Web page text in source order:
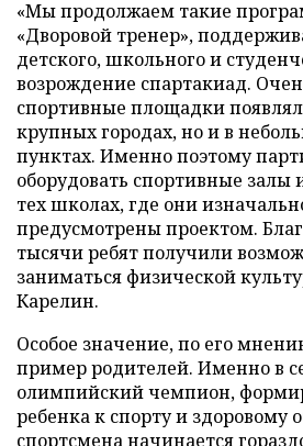
«Мы продолжаем такие
«Дворовой тренер»,
детского, школьного и
возрождение спартакиад.
спортивные площадки
крупных городах, но и в
пунктах. Именно поэтому
оборудовать спортивные
тех школах, где они
предусмотрены проектом.
тысячи ребят получили
заниматься физической
Карелин.
Особое значение, по его
пример родителей. Именно в
олимпийский чемпион,
ребенка к спорту и здоровому
спортсмена начинается